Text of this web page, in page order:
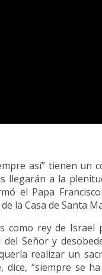
así” tienen un
llegarán a la
el Papa
la Casa de Santa
como rey de Israel
Señor y
realizar un
dice, “siempre se